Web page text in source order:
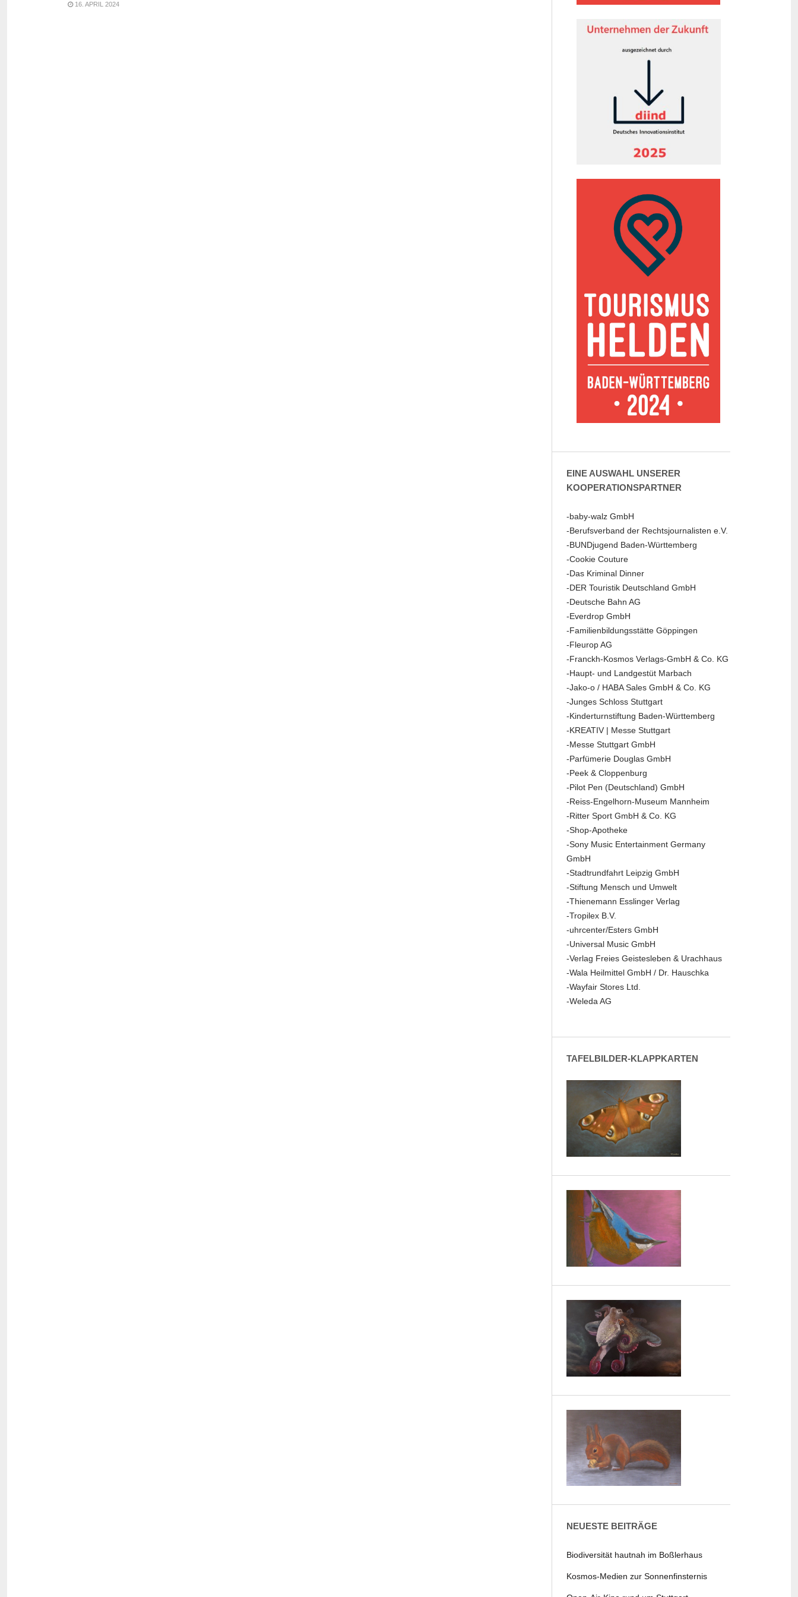
16. APRIL 2024
EINE AUSWAHL UNSERER
KOOPERATIONSPARTNER
-baby-walz GmbH
-Berufsverband der Rechtsjournalisten e.V.
-BUNDjugend Baden-Württemberg
-Cookie Couture
-Das Kriminal Dinner
-DER Touristik Deutschland GmbH
-Deutsche Bahn AG
-Everdrop GmbH
-Familienbildungsstätte Göppingen
-Fleurop AG
-Franckh-Kosmos Verlags-GmbH & Co. KG
-Haupt- und Landgestüt Marbach
-Jako-o / HABA Sales GmbH & Co. KG
-Junges Schloss Stuttgart
-Kinderturnstiftung Baden-Württemberg
-KREATIV | Messe Stuttgart
-Messe Stuttgart GmbH
-Parfümerie Douglas GmbH
-Peek & Cloppenburg
-Pilot Pen (Deutschland) GmbH
-Reiss-Engelhorn-Museum Mannheim
-Ritter Sport GmbH & Co. KG
-Shop-Apotheke
-Sony Music Entertainment Germany
GmbH
-Stadtrundfahrt Leipzig GmbH
-Stiftung Mensch und Umwelt
-Thienemann Esslinger Verlag
-Tropilex B.V.
-uhrcenter/Esters GmbH
-Universal Music GmbH
-Verlag Freies Geistesleben & Urachhaus
-Wala Heilmittel GmbH / Dr. Hauschka
-Wayfair Stores Ltd.
-Weleda AG
TAFELBILDER-KLAPPKARTEN
NEUESTE BEITRÄGE
Biodiversität hautnah im Boßlerhaus
Kosmos-Medien zur Sonnenfinsternis